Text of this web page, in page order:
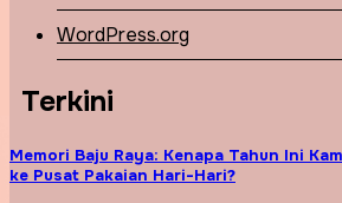
WordPress.org
Terkini
Memori Baju Raya: Kenapa Tahun Ini
ke Pusat Pakaian Hari-Hari?